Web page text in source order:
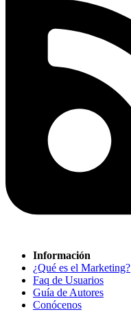
Información
¿Qué es el Marketing?
Faq de Usuarios
Guía de Autores
Conócenos